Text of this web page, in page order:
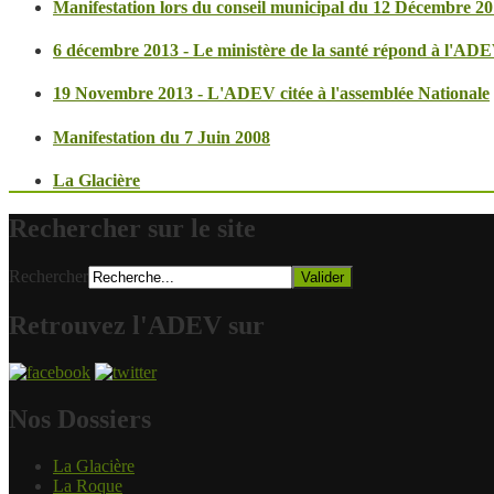
Manifestation lors du conseil municipal du 12 Décembre
6 décembre 2013 - Le ministère de la santé répond à
19 Novembre 2013 - L'ADEV citée à l'assemblée Nationale
Manifestation du 7 Juin 2008
La Glacière
Rechercher sur le site
Rechercher
Retrouvez l'ADEV sur
Nos Dossiers
La Glacière
La Roque